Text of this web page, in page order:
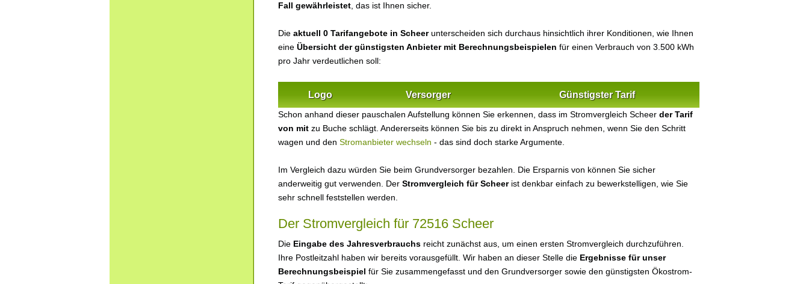
Fall gewährleistet , das ist Ihnen sicher.
Die aktuell 0 Tarifangebote in Scheerunterscheiden sich durchaus hinsichtlich ihrer Konditionen, wie Ihnen
eine Übersicht der günstigsten Anbieter mit Berechnungsbeispielen für einen Verbrauch von 3.500 kWh
pro Jahr verdeutlichen soll:
Logo Versorger Günstigster Tarif
Schon anhand dieser pauschalen Aufstellung können Sie erkennen, dass im Stromvergleich Scheer der Tarif
von mit zu Buche schlägt. Andererseits können Sie bis zu direkt in Anspruch nehmen, wenn Sie den Schritt
wagen und den Stromanbieter wechseln - das sind doch starke Argumente.
Im Vergleich dazu würden Sie beim Grundversorger bezahlen. Die Ersparnis von können Sie sicher
anderweitig gut verwenden. Der Stromvergleich für Scheerist denkbar einfach zu bewerkstelligen, wie Sie
sehr schnell feststellen werden.
Der Stromvergleich für 72516 Scheer
Die Eingabe des Jahresverbrauchs reicht zunächst aus, um einen ersten Stromvergleich durchzuführen.
Ihre Postleitzahl haben wir bereits vorausgefüllt. Wir haben an dieser Stelle die Ergebnisse für unser
Berechnungsbeispiel für Sie zusammengefasst und den Grundversorger sowie den günstigsten Ökostrom-